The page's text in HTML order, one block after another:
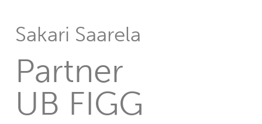
Sakari Saarela
Partner
UB FIGG